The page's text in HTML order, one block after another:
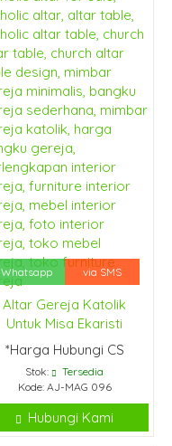
Whatsapp via SMS
Altar Gereja Katolik
Untuk Misa Ekaristi
*Harga Hubungi CS
Stok:
Tersedia
Kode: AJ-MAG 096
Hubungi Kami